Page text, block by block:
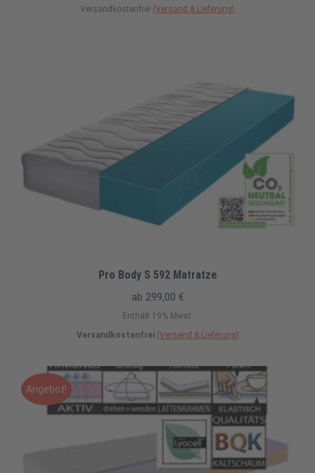
Versandkostenfrei (Versand & Lieferung)
Pro Body S 592 Matratze
ab 299,00 €
Enthält 19% Mwst.
Versandkostenfrei (Versand & Lieferung)
Angebot!